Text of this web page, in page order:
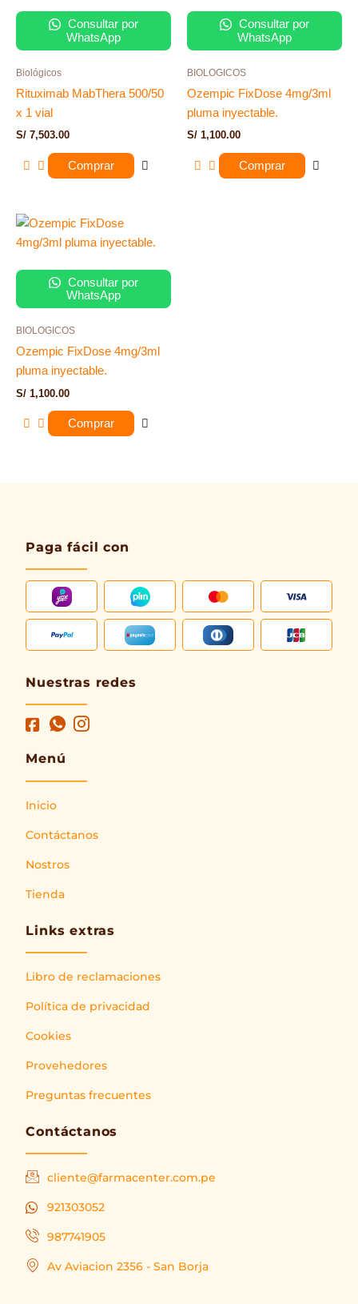
Consultar por
WhatsApp
Biológicos
Rituximab MabThera 500/50
x 1 vial
S/ 7,503.00
Comprar
Consultar por
WhatsApp
BIOLOGICOS
Ozempic FixDose 4mg/3ml
pluma inyectable.
S/ 1,100.00
Comprar
Consultar por
WhatsApp
BIOLOGICOS
Ozempic FixDose 4mg/3ml
pluma inyectable.
S/ 1,100.00
Comprar
Paga fácil con
Nuestras redes
Menú
Inicio
Contáctanos
Nostros
Tienda
Links extras
Libro de reclamaciones
Política de privacidad
Cookies
Provehedores
Preguntas frecuentes
Contáctanos
cliente@farmacenter.com.pe
921303052
987741905
Av Aviacion 2356 - San Borja